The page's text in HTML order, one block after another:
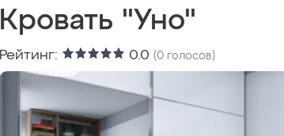
Кровать "Уно"
Рейтинг: 0.0 (0 голосов)